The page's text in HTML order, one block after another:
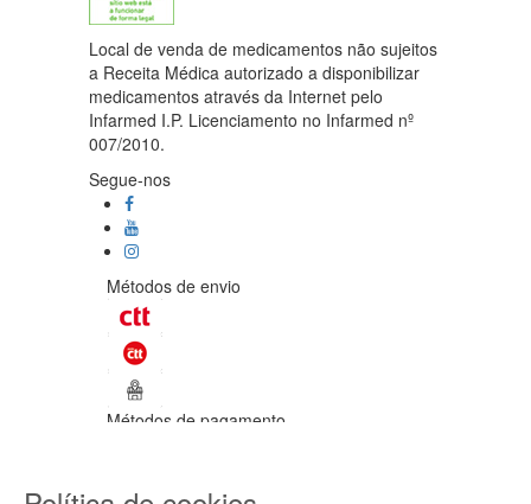
Local de venda de medicamentos não sujeitos
a Receita Médica autorizado a disponibilizar
medicamentos através da Internet pelo
Infarmed I.P. Licenciamento no Infarmed nº
007/2010.
Segue-nos
Métodos de envio
Métodos de pagamento